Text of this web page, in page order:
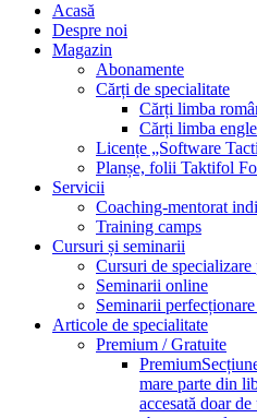
Acasă
Despre noi
Magazin
Abonamente
Cărți de specialitate
Cărți limba
Cărți limba
Licențe „Software
Planșe, folii Taktifol
Servicii
Coaching-mentorat
Training camps
Cursuri și seminarii
Cursuri de specializare
Seminarii online
Seminarii
Articole de specialitate
Premium / Gratuite
Premium
mare parte din
accesată doar